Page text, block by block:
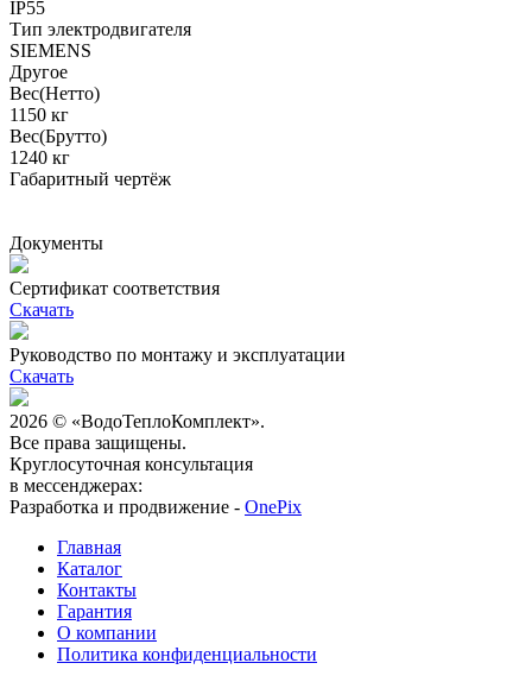
IP55
Тип электродвигателя
SIEMENS
Другое
Вес(Нетто)
1150 кг
Вес(Брутто)
1240 кг
Габаритный чертёж
Документы
Сертификат соответствия
Скачать
Руководство по монтажу и эксплуатации
Скачать
2026 © «ВодоТеплоКомплект».
Все права защищены.
Круглосуточная консультация
в мессенджерах:
Разработка и продвижение - OnePix
Главная
Каталог
Контакты
Гарантия
О компании
Политика конфиденциальности